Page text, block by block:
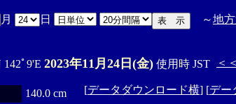
月 日 ～地
142ﾟ9'E 2023年11月24日(金) 使用時 JST ＜＜
140.0 cm
[データダウンロード横] [デー